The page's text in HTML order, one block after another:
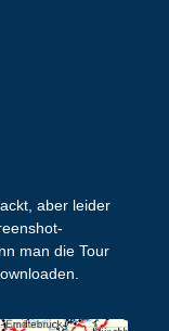
aber leider
man die Tour